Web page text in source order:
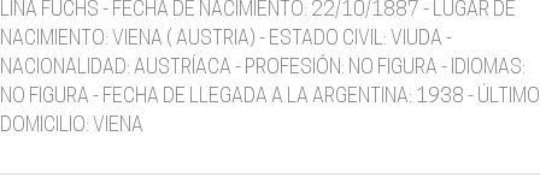
LINA FUCHS - FECHA DE NACIMIENTO: 22/10/1887 - LUGAR DE
NACIMIENTO: VIENA ( AUSTRIA) - ESTADO CIVIL: VIUDA -
NACIONALIDAD: AUSTRÍACA - PROFESIÓN: NO FIGURA - IDIOMAS:
NO FIGURA - FECHA DE LLEGADA A LA ARGENTINA: 1938 - ÚLTIMO
DOMICILIO: VIENA